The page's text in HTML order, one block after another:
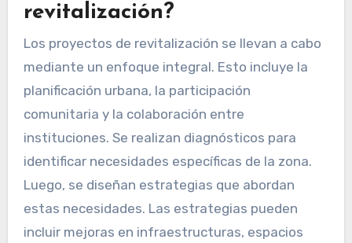
revitalización?
Los proyectos de revitalización se llevan a cabo
mediante un enfoque integral. Esto incluye la
planificación urbana, la participación
comunitaria y la colaboración entre
instituciones. Se realizan diagnósticos para
identificar necesidades específicas de la zona.
Luego, se diseñan estrategias que abordan
estas necesidades. Las estrategias pueden
incluir mejoras en infraestructuras, espacios